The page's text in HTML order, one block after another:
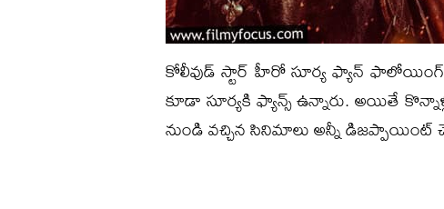
కోలీవుడ్ స్టార్ హీరో సూర్య ఫ్యాన్ ఫాలోయింగ్
కూడా సూర్యకి ఫ్యాన్స్ ఉన్నారు. అయితే
నుండి వచ్చిన సినిమాలు అన్నీ